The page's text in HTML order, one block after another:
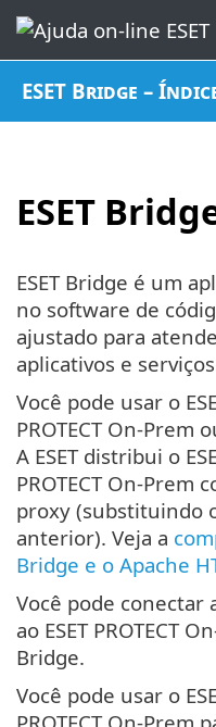
ESET Bridge –
ESET
ESET Bridge é um
no software de
ajustado para
aplicativos e
Você pode usar o
PROTECT On-Prem
A ESET distribui o
PROTECT On-Prem
proxy (substituindo
anterior). Veja a
Bridge e o Apache
Você pode conectar
ao ESET PROTECT
Bridge.
Você pode usar o